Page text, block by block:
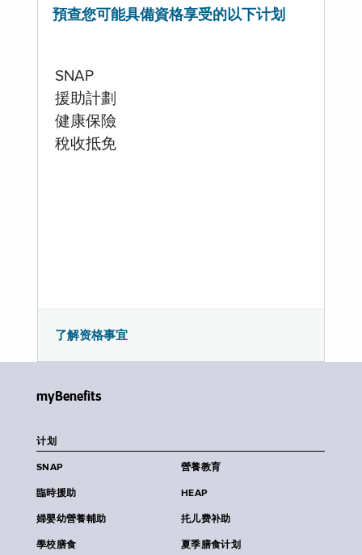
預查您可能具備資格享受的以下计划
SNAP
援助計劃
健康保險
稅收抵免
了解资格事宜
myBenefits
计划
SNAP 營養教育
臨時援助 HEAP
婦嬰幼營養輔助 扥儿费补助
學校膳食 夏季膳食计划